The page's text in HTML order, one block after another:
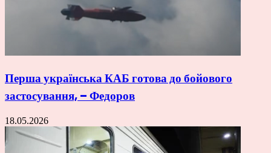
Перша українська КАБ готова до бойового
застосування, – Федоров
18.05.2026